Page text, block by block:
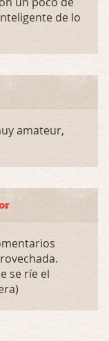
de lo
amateur,
se ríe el